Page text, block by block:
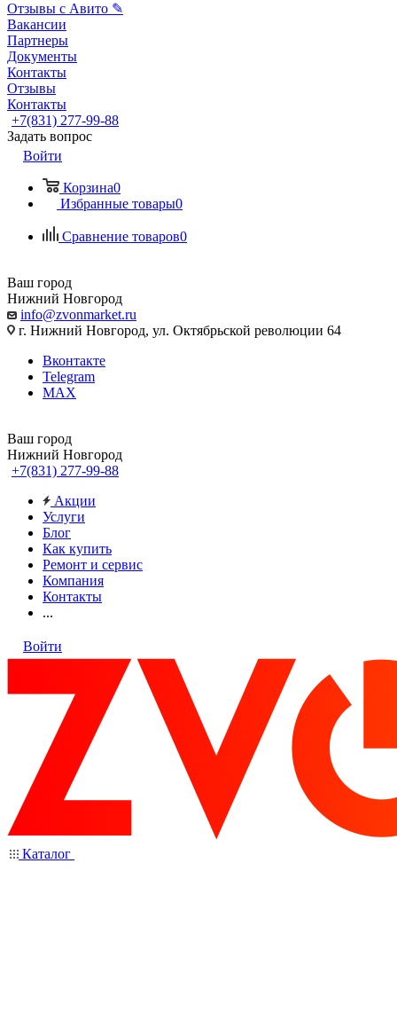
Отзывы с Авито ✎
Вакансии
Партнеры
Документы
Контакты
Отзывы
Контакты
+7(831) 277-99-88
Задать вопрос
Войти
Корзина0
Избранные товары0
Сравнение товаров0
Ваш город
Нижний Новгород
info@zvonmarket.ru
г. Нижний Новгород, ул. Октябрьской революции 64
Вконтакте
Telegram
MAX
Ваш город
Нижний Новгород
+7(831) 277-99-88
Акции
Услуги
Блог
Как купить
Ремонт и сервис
Компания
Контакты
...
Войти
Каталог